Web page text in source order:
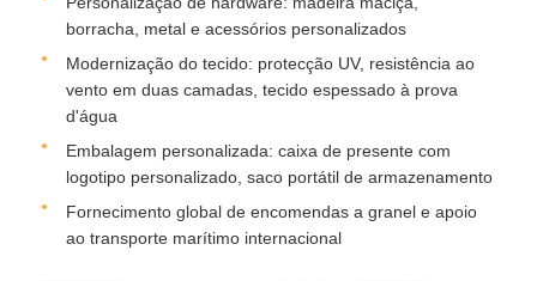
borracha, metal e acessórios personalizados
Modernização do tecido: protecção UV, resistência ao
vento em duas camadas, tecido espessado à prova
d'água
Embalagem personalizada: caixa de presente com
logotipo personalizado, saco portátil de armazenamento
Fornecimento global de encomendas a granel e apoio
ao transporte marítimo internacional